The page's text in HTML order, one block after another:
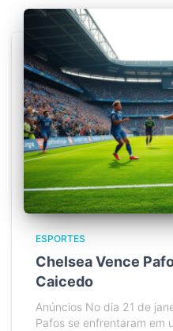
ESPORTES
Chelsea Vence
Caicedo
Anúncios No dia 21 de
Pafos se enfrentaram em